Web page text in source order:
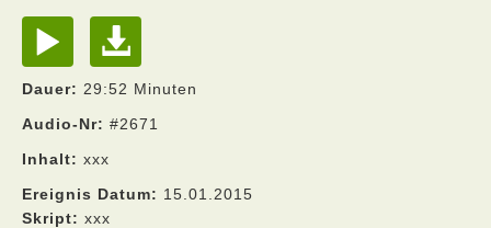
Dauer: 29:52 Minuten
Audio-Nr: #2671
Inhalt: xxx
Ereignis Datum: 15.01.2015
Skript: xxx